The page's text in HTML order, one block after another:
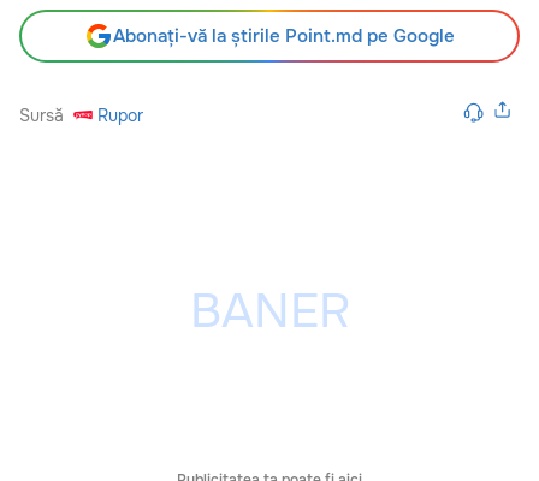
Abonați-vă la știrile Point.md pe Google
Sursă Rupor